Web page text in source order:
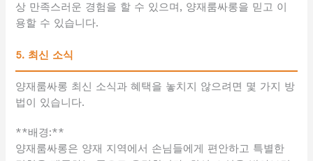
상 만족스러운 경험을 할 수 있으며, 양재룸싸롱을 믿고 이
용할 수 있습니다.
5. 최신 소식
양재룸싸롱 최신 소식과 혜택을 놓치지 않으려면 몇 가지 방
법이 있습니다.
**배경:**
양재룸싸롱은 양재 지역에서 손님들에게 편안하고 특별한